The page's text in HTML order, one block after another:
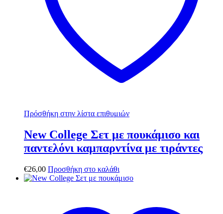
Πρόσθήκη στην λίστα επιθυμιών
New College Σετ με πουκάμισο και
παντελόνι καμπαρντίνα με τιράντες
€26,00 Προσθήκη στο καλάθι